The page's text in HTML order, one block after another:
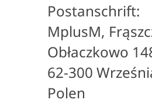
Postanschrift:
MplusM,
Obłaczkowo
62-300
Polen